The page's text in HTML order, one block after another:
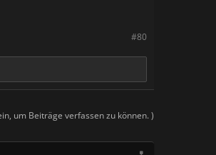
#80
um Beiträge verfassen zu können. )